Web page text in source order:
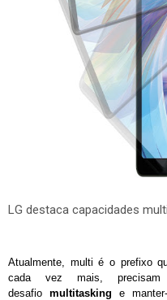
LG destaca capacidades
Atualmente, multi é o prefixo
cada vez mais,
desafio multitasking e